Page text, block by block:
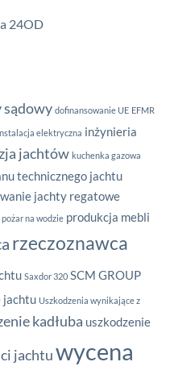
24OD
sądowy dofinansowanie UE EFMR
elektryczna inżynieria
jachtów kuchenka gazowa
technicznego jachtu
jachty regatowe
pożar na wodzie produkcja mebli
rzeczoznawca
Saxdor 320 SCM GROUP
jachtu Uszkodzenia wynikające z
kadłuba uszkodzenie
jachtuwycena